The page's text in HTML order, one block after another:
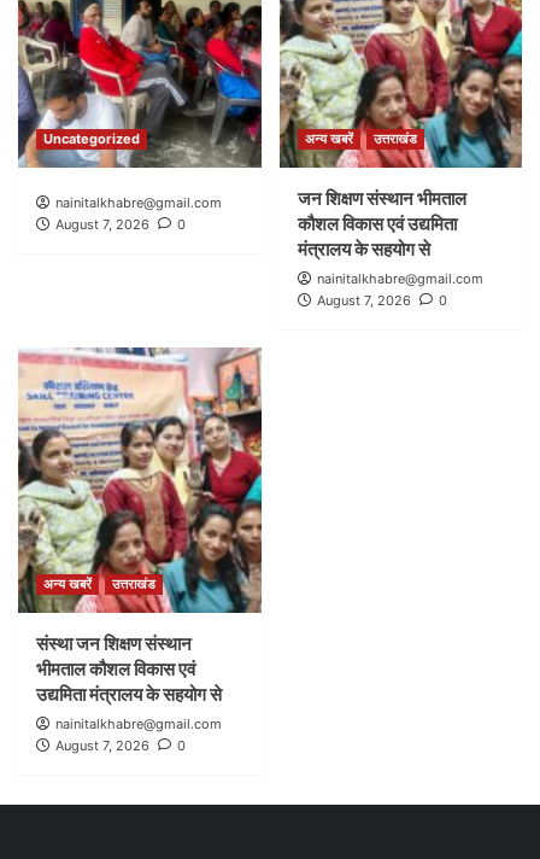
Uncategorized
nainitalkhabre@gmail.com
August 7, 2026
0
अन्य खबरें उत्तराखंड
जन शिक्षण संस्थान भीमताल
कौशल विकास एवं उद्यमिता
मंत्रालय के सहयोग से
nainitalkhabre@gmail.com
August 7, 2026
0
अन्य खबरें उत्तराखंड
संस्था जन शिक्षण संस्थान
भीमताल कौशल विकास एवं
उद्यमिता मंत्रालय के सहयोग से
nainitalkhabre@gmail.com
August 7, 2026
0